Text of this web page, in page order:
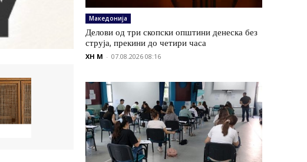
Македонија
Делови од три скопски општини денеска без
струја, прекини до четири часа
XH M - 07.08.2026 08:16